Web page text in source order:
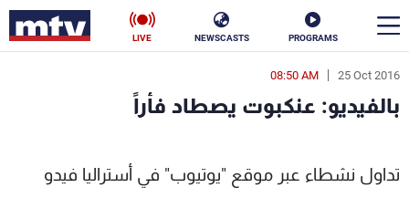
PROGRAMS
NEWSCASTS
LIVE
25 Oct 2016
08:50 AM
بالفيديو: عنكبوت يصطاد فأراً
تداول نشطاء عبر موقع "يوتيوب" في أستراليا فيدو
en
الأخبار
سياسة ناس